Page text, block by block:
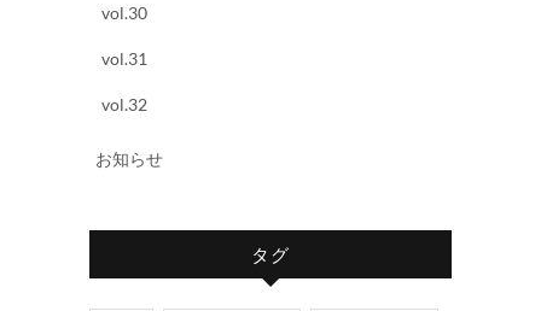
vol.30
vol.31
vol.32
お知らせ
タグ